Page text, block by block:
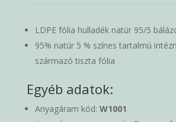
LDPE fólia hulladék natúr 95/5
95% natúr 5 % színes tartalmú
származó tiszta fólia
Egyéb adatok:
Anyagáram kód: W1001